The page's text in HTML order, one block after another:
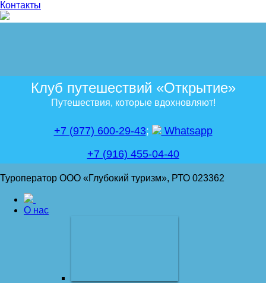
Контакты
Клуб путешествий «Открытие»
Путешествия, которые вдохновляют!
+7 (977) 600-29-43;
Whatsapp
+7 (916) 455-04-40
Туроператор ООО «Глубокий туризм», РТО 023362
О нас